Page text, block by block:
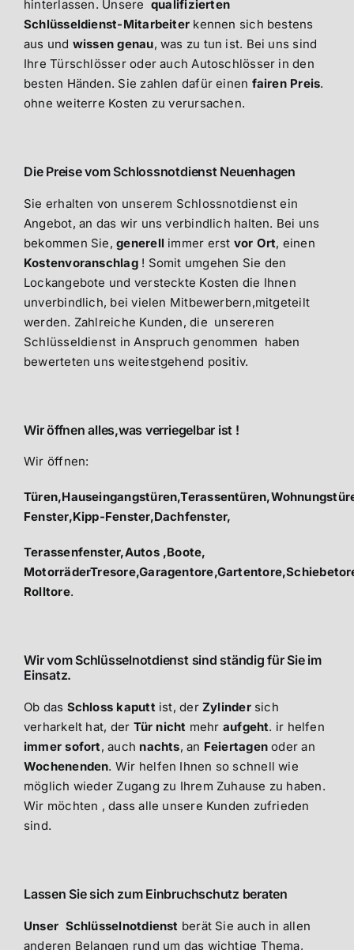
hinterlassen. Unsere qualifizierten
Schlüsseldienst-Mitarbeiter kennen sich bestens
aus und wissen genau, was zu tun ist. Bei uns sind
Ihre Türschlösser oder auch Autoschlösser in den
besten Händen. Sie zahlen dafür einen fairen Preis.
ohne weiterre Kosten zu verursachen.
Die Preise vom Schlossnotdienst Neuenhagen
Sie erhalten von unserem Schlossnotdienst ein
Angebot, an das wir uns verbindlich halten. Bei uns
bekommen Sie,generellimmer erst vor Ort, einen
Kostenvoranschlag! Somit umgehen Sie den
Lockangebote und versteckte Kosten die Ihnen
unverbindlich, bei vielen Mitbewerbern,mitgeteilt
werden. Zahlreiche Kunden, die unsereren
Schlüsseldienst in Anspruch genommen haben
bewerteten uns weitestgehend positiv.
Wir öffnen alles,was verriegelbar ist !
Wir öffnen:
Fenster,Kipp-Fenster,Dachfenster,
Terassenfenster,Autos ,Boote,
Rolltore.
Wir vom Schlüsselnotdienst sind ständig für Sie im
Einsatz.
Ob das Schloss kaputtist, der Zylindersich
verharkelt hat, der Tür nicht mehr aufgeht. ir helfen
immer sofort, auch nachts, an Feiertagen oder an
Wochenenden. Wir helfen Ihnen so schnell wie
möglich wieder Zugang zu Ihrem Zuhause zu haben.
Wir möchten , dass alle unsere Kunden zufrieden
sind.
Lassen Sie sich zum Einbruchschutz beraten
Unser Schlüsselnotdienst berät Sie auch in allen
anderen Belangen rund um das wichtige Thema,